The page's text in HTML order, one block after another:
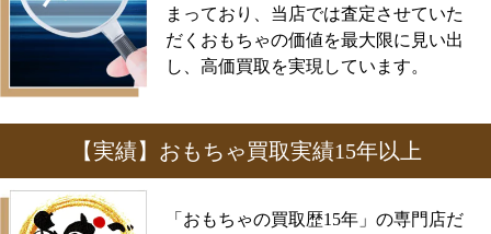
まっており、当店では査定させていた
だくおもちゃの価値を最大限に見い出
し、高価買取を実現しています。
【実績】おもちゃ買取実績15年以上
「おもちゃの買取歴15年」の専門店だ